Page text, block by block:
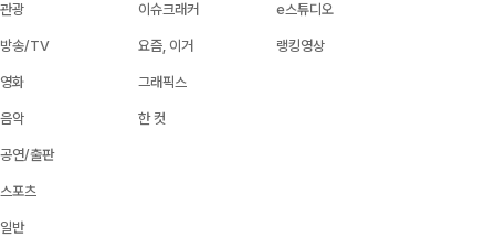
관광
방송/TV
영화
음악
공연/출판
스포츠
일반
이슈크래커
요즘, 이거
그래픽스
한 컷
e스튜디오
랭킹영상